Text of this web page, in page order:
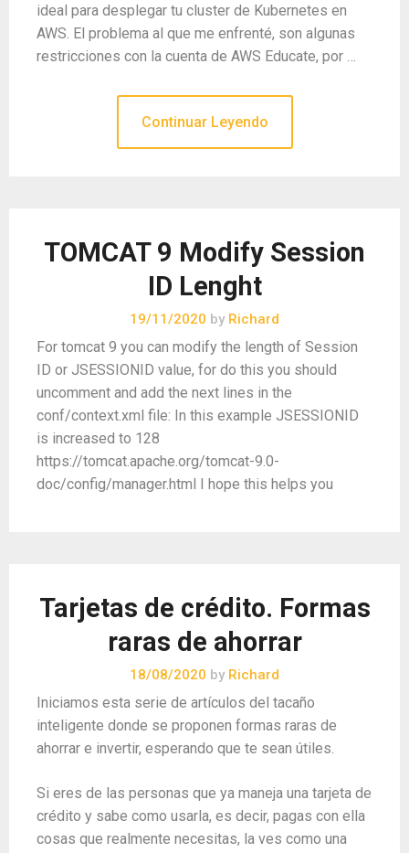
ideal para desplegar tu cluster de Kubernetes en
AWS. El problema al que me enfrenté, son algunas
restricciones con la cuenta de AWS Educate, por …
Continuar Leyendo
TOMCAT 9 Modify Session
ID Lenght
19/11/2020 by Richard
For tomcat 9 you can modify the length of Session
ID or JSESSIONID value, for do this you should
uncomment and add the next lines in the
conf/context.xml file: In this example JSESSIONID
is increased to 128
https://tomcat.apache.org/tomcat-9.0-
doc/config/manager.html I hope this helps you
Tarjetas de crédito. Formas
raras de ahorrar
18/08/2020 by Richard
Iniciamos esta serie de artículos del tacaño
inteligente donde se proponen formas raras de
ahorrar e invertir, esperando que te sean útiles.
Si eres de las personas que ya maneja una tarjeta de
crédito y sabe como usarla, es decir, pagas con ella
cosas que realmente necesitas, la ves como una